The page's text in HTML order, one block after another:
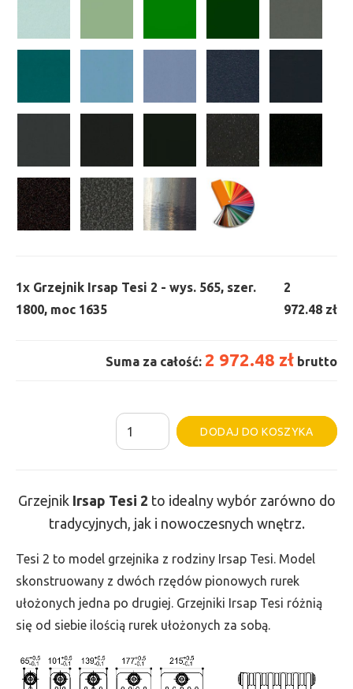
1x Grzejnik Irsap Tesi 2 - wys. 565, szer.
1800, moc 1635
2
972.48 zł
Suma za całość: 2 972.48 zł brutto
ilość
Grzejnik
-
wys.
565,
szer.
1800,
1635
DODAJ DO KOSZYKA
Grzejnik Irsap Tesi 2 to idealny wybór zarówno do
tradycyjnych, jak i nowoczesnych wnętrz.
Tesi 2 to model grzejnika z rodziny Irsap Tesi. Model
skonstruowany z dwóch rzędów pionowych rurek
ułożonych jedna po drugiej. Grzejniki Irsap Tesi różnią
się od siebie ilością rurek ułożonych za sobą.